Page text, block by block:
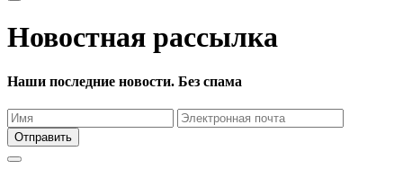
Новостная рассылка
Наши последние новости. Без спама
Отправить